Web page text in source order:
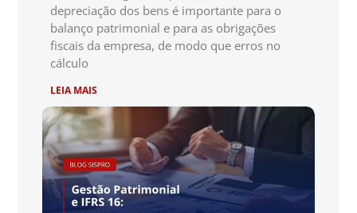
depreciação dos bens é importante para o
balanço patrimonial e para as obrigações
fiscais da empresa, de modo que erros no
cálculo
LEIA MAIS